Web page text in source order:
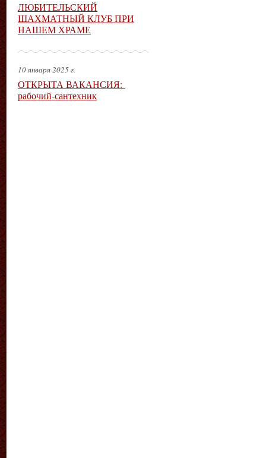
ЛЮБИТЕЛЬСКИЙ
ШАХМАТНЫЙ КЛУБ ПРИ
НАШЕМ ХРАМЕ
10 января 2025 г.
ОТКРЫТА ВАКАНСИЯ:
рабочий-сантехник